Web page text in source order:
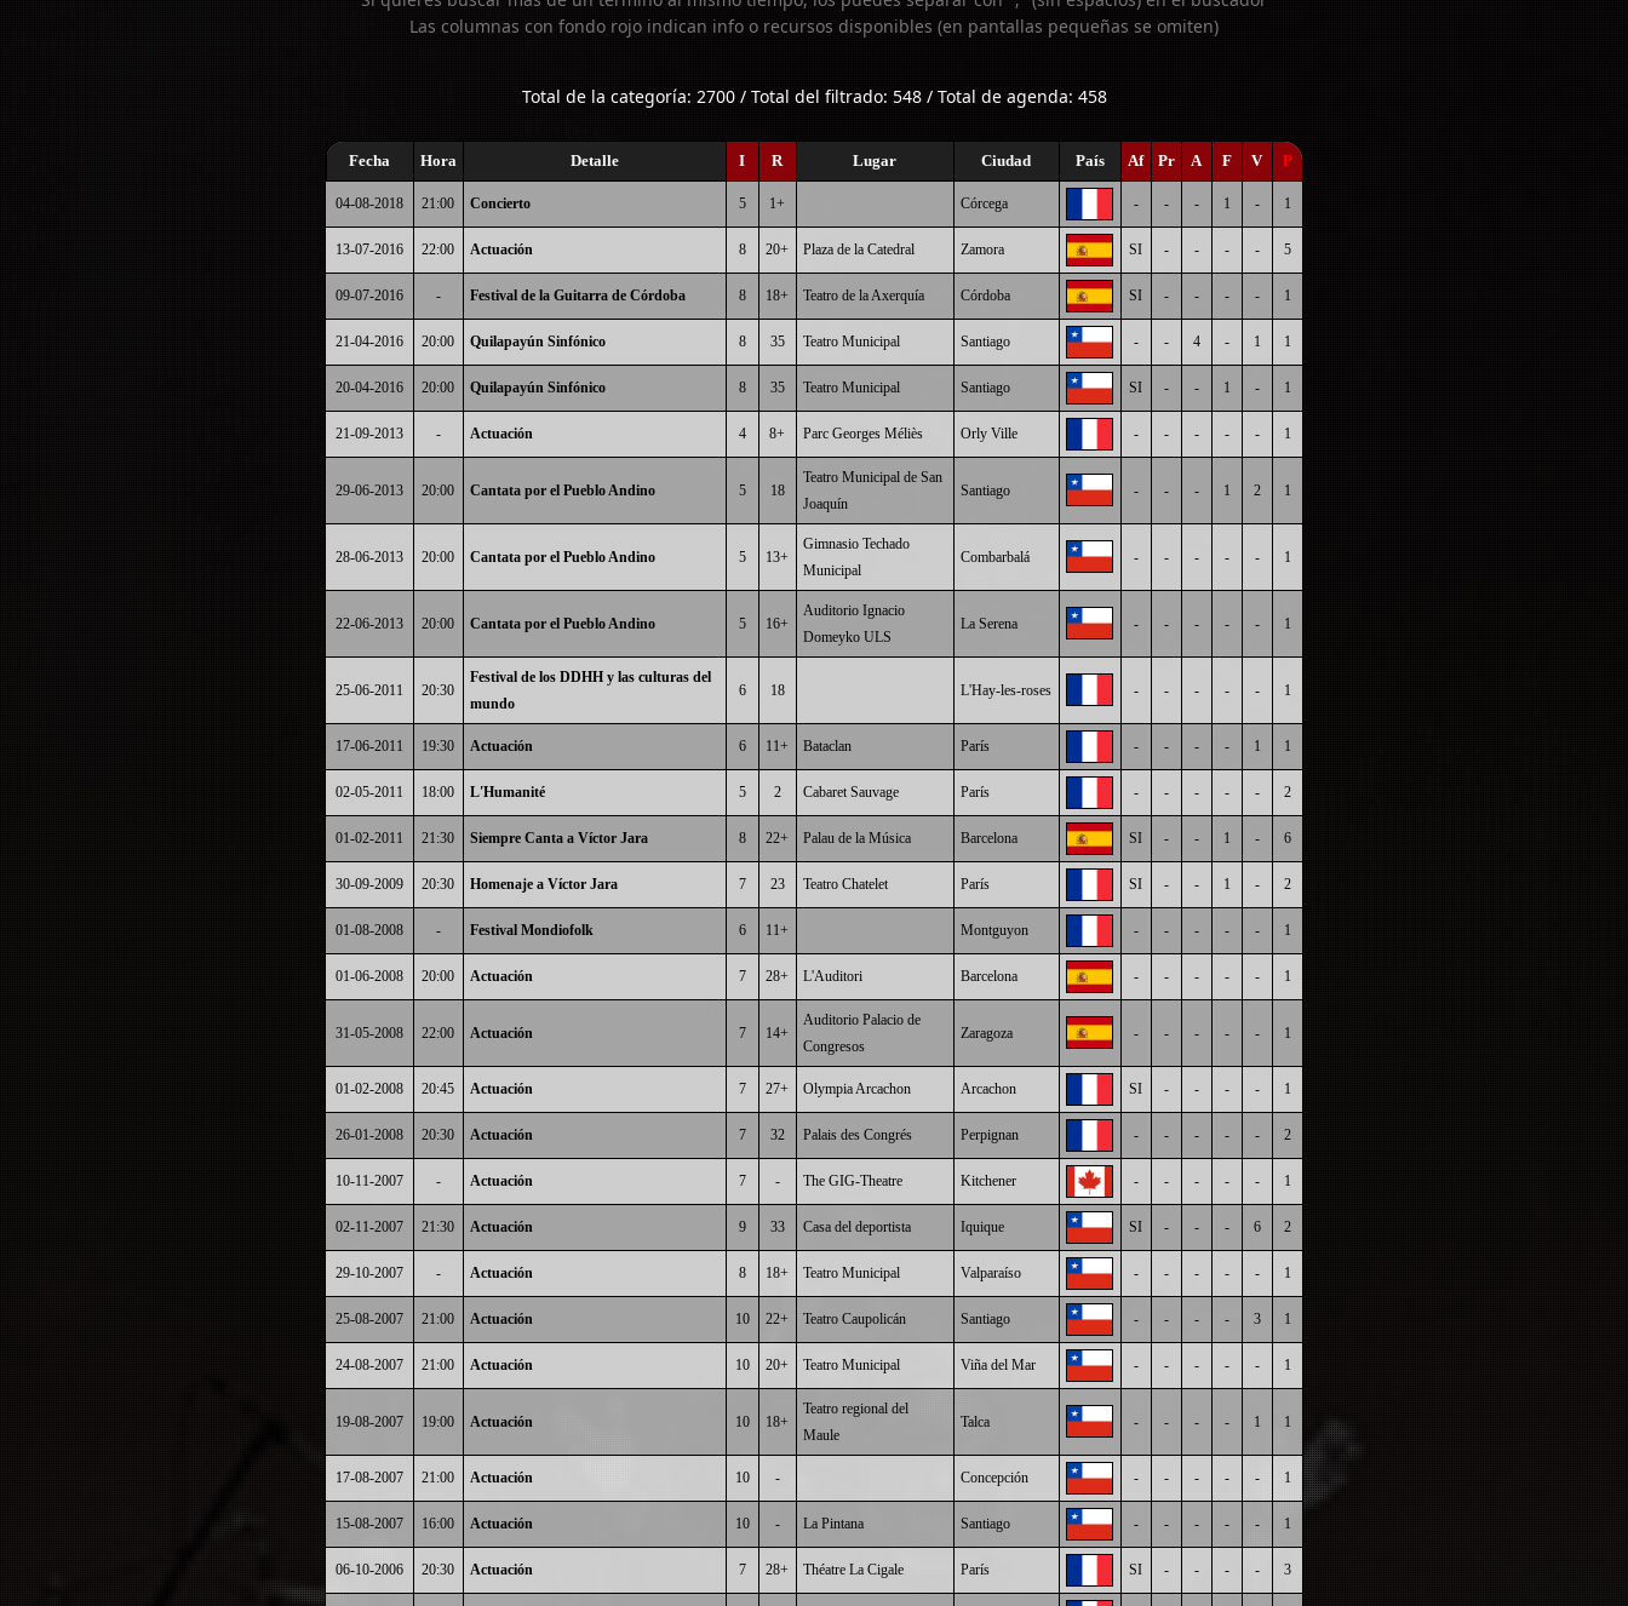
Las columnas con fondo rojo indican info o recursos disponibles (en pantallas pequeñas se omiten)
Total de la categoría: 2700 / Total del filtrado: 548 / Total de agenda: 458
Fecha Hora Detalle I R Lugar Ciudad País Af Pr A F V P
04-08-2018 21:00 Concierto 5 1+ Córcega - - - 1 - 1
13-07-2016 22:00 Actuación 8 20+ Plaza de la Catedral Zamora SI - - - - 5
09-07-2016 - Festival de la Guitarra de Córdoba 8 18+ Teatro de la Axerquía Córdoba SI - - - - 1
21-04-2016 20:00 Quilapayún Sinfónico 8 35 Teatro Municipal Santiago - - 4 - 1 1
20-04-2016 20:00 Quilapayún Sinfónico 8 35 Teatro Municipal Santiago SI - - 1 - 1
21-09-2013 - Actuación 4 8+ Parc Georges Méliès Orly Ville - - - - - 1
29-06-2013 20:00 Cantata por el Pueblo Andino 5 18
Teatro Municipal de San
Joaquín
Santiago - - - 1 2 1
28-06-2013 20:00 Cantata por el Pueblo Andino 5 13+
Gimnasio Techado
Municipal
Combarbalá - - - - - 1
22-06-2013 20:00 Cantata por el Pueblo Andino 5 16+
Auditorio Ignacio
Domeyko ULS
La Serena - - - - - 1
25-06-2011 20:30
Festival de los DDHH y las culturas del
mundo
6 18 L'Hay-les-roses - - - - - 1
17-06-2011 19:30 Actuación 6 11+ Bataclan París - - - - 1 1
02-05-2011 18:00 L'Humanité 5 2 Cabaret Sauvage París - - - - - 2
01-02-2011 21:30 Siempre Canta a Víctor Jara 8 22+ Palau de la Música Barcelona SI - - 1 - 6
30-09-2009 20:30 Homenaje a Víctor Jara 7 23 Teatro Chatelet París SI - - 1 - 2
01-08-2008 - Festival Mondiofolk 6 11+ Montguyon - - - - - 1
01-06-2008 20:00 Actuación 7 28+ L'Auditori Barcelona - - - - - 1
31-05-2008 22:00 Actuación 7 14+
Auditorio Palacio de
Congresos
Zaragoza - - - - - 1
01-02-2008 20:45 Actuación 7 27+ Olympia Arcachon Arcachon SI - - - - 1
26-01-2008 20:30 Actuación 7 32 Palais des Congrés Perpignan - - - - - 2
10-11-2007 - Actuación 7 - The GIG-Theatre Kitchener - - - - - 1
02-11-2007 21:30 Actuación 9 33 Casa del deportista Iquique SI - - - 6 2
29-10-2007 - Actuación 8 18+ Teatro Municipal Valparaíso - - - - - 1
25-08-2007 21:00 Actuación 10 22+ Teatro Caupolicán Santiago - - - - 3 1
24-08-2007 21:00 Actuación 10 20+ Teatro Municipal Viña del Mar - - - - - 1
19-08-2007 19:00 Actuación 10 18+
Teatro regional del
Maule
Talca - - - - 1 1
17-08-2007 21:00 Actuación 10 - Concepción - - - - - 1
15-08-2007 16:00 Actuación 10 - La Pintana Santiago - - - - - 1
06-10-2006 20:30 Actuación 7 28+ Théatre La Cigale París SI - - - - 3